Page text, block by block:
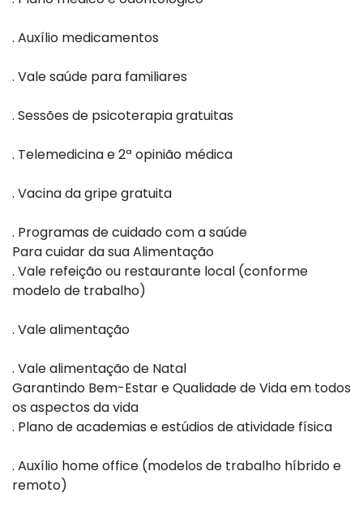
. Auxílio medicamentos
. Vale saúde para familiares
. Sessões de psicoterapia gratuitas
. Telemedicina e 2ª opinião médica
. Vacina da gripe gratuita
. Programas de cuidado com a saúde
Para cuidar da sua Alimentação
. Vale refeição ou restaurante local (conforme
modelo de trabalho)
. Vale alimentação
. Vale alimentação de Natal
Garantindo Bem-Estar e Qualidade de Vida em todos
os aspectos da vida
. Plano de academias e estúdios de atividade física
. Auxílio home office (modelos de trabalho híbrido e
remoto)